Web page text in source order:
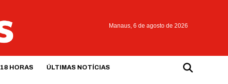
Manaus, 6 de agosto de 2026
18 HORAS ÚLTIMAS NOTÍCIAS